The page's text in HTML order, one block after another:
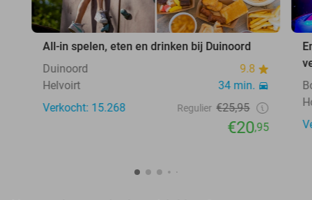
All-in spelen, eten en drinken bij Duinoord
Duinoord
9.8
Helvoirt
34 min.
Verkocht: 15.268
Regulier €25,95
€20,95